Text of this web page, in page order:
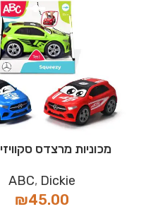
מכוניות מרצדס סקוויזי ABC
ABC, Dickie
₪45.00